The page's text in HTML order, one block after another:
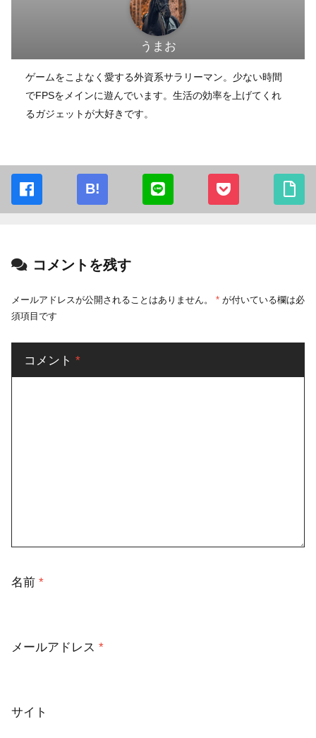
うまお
ゲームをこよなく愛する外資系サラリーマン。少ない時間
でFPSをメインに遊んでいます。生活の効率を上げてくれ
るガジェットが大好きです。
B!
コメントを残す
メールアドレスが公開されることはありません。 * が付いている欄は必
須項目です
コメント *
名前 *
メールアドレス *
サイト